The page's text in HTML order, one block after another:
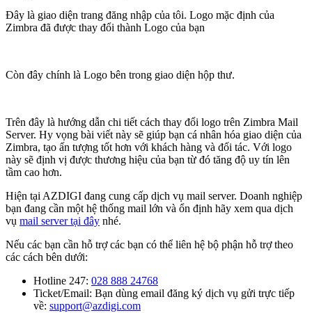
Đây là giao diện trang đăng nhập của tôi. Logo mặc định của
Zimbra đã được thay đổi thành Logo của bạn
Còn đây chính là Logo bên trong giao diện hộp thư.
Trên đây là hướng dẫn chi tiết cách thay đổi logo trên Zimbra Mail
Server. Hy vọng bài viết này sẽ giúp bạn cá nhân hóa giao diện của
Zimbra, tạo ấn tượng tốt hơn với khách hàng và đối tác. Với logo
này sẽ định vị được thương hiệu của bạn từ đó tăng độ uy tín lên
tầm cao hơn.
Hiện tại AZDIGI đang cung cấp dịch vụ mail server. Doanh nghiệp
bạn đang cần một hệ thống mail lớn và ổn định hãy xem qua dịch
vụ mail server tại đây nhé.
Nếu các bạn cần hỗ trợ các bạn có thể liên hệ bộ phận hỗ trợ theo
các cách bên dưới:
Hotline 247: 028 888 24768
Ticket/Email: Bạn dùng email đăng ký dịch vụ gửi trực tiếp
về: support@azdigi.com